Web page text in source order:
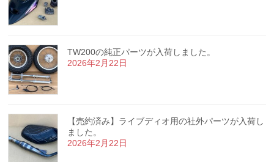
TW200の純正パーツが入荷しました。
2026年2月22日
【売約済み】ライブディオ用の社外パーツが入荷し
ました。
2026年2月22日